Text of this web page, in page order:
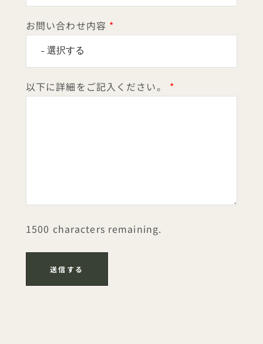
お問い合わせ内容
以下に詳細をご記入ください。
1500 characters remaining.